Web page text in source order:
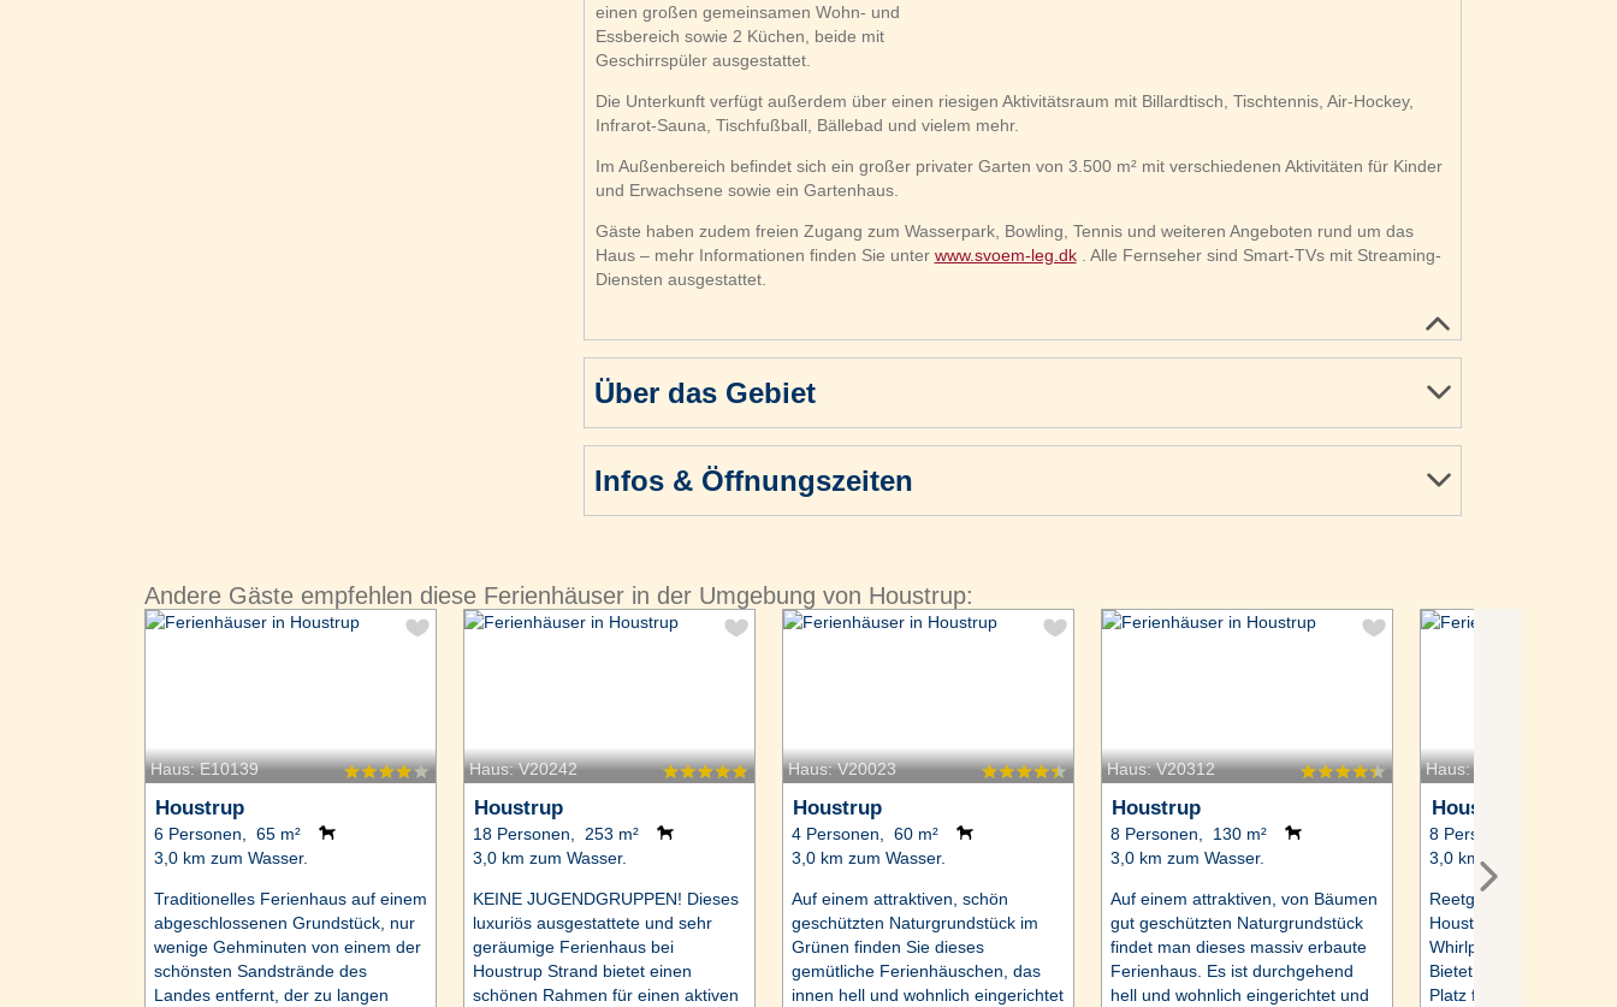
einen großen gemeinsamen Wohn- und
Essbereich sowie 2 Küchen, beide mit
Geschirrspüler ausgestattet.
Die Unterkunft verfügt außerdem über einen riesigen Aktivitätsraum mit Billardtisch, Tischtennis, Air-Hockey,
Infrarot-Sauna, Tischfußball, Bällebad und vielem mehr.
Im Außenbereich befindet sich ein großer privater Garten von 3.500 m² mit verschiedenen Aktivitäten für Kinder
und Erwachsene sowie ein Gartenhaus.
Gäste haben zudem freien Zugang zum Wasserpark, Bowling, Tennis und weiteren Angeboten rund um das
Haus – mehr Informationen finden Sie unter www.svoem-leg.dk. Alle Fernseher sind Smart-TVs mit Streaming-
Diensten ausgestattet.
Über das Gebiet
Infos & Öffnungszeiten
Andere Gäste empfehlen diese Ferienhäuser in der Umgebung von Houstrup:
Haus: E10139
Houstrup
6 Personen, 65 m²
3,0 km zum Wasser.
Traditionelles Ferienhaus auf einem
abgeschlossenen Grundstück, nur
wenige Gehminuten von einem der
schönsten Sandstrände des
Landes entfernt, der zu langen
Haus: V20242
Houstrup
18 Personen, 253 m²
3,0 km zum Wasser.
KEINE JUGENDGRUPPEN! Dieses
luxuriös ausgestattete und sehr
geräumige Ferienhaus bei
Houstrup Strand bietet einen
schönen Rahmen für einen aktiven
Haus: V20023
Houstrup
4 Personen, 60 m²
3,0 km zum Wasser.
Auf einem attraktiven, schön
geschützten Naturgrundstück im
Grünen finden Sie dieses
gemütliche Ferienhäuschen, das
innen hell und wohnlich eingerichtet
Haus: V20312
Houstrup
8 Personen, 130 m²
3,0 km zum Wasser.
Auf einem attraktiven, von Bäumen
gut geschützten Naturgrundstück
findet man dieses massiv erbaute
Ferienhaus. Es ist durchgehend
hell und wohnlich eingerichtet und
Haus: 7257
Houstrup
8 Personen, 112 m²
3,0 km zum Wasser.
Reetgedecktes
Houstrup Strand,
Whirlpool und Sauna
Bietet auf 120 m2
Platz für bis zu acht